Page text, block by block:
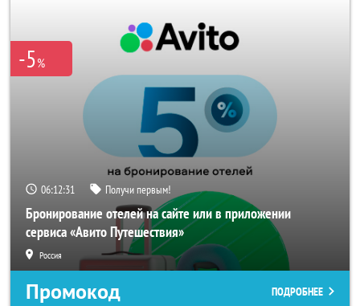
-5%
06:12:29 Получи первым!
Бронирование отелей на сайте или в приложении
сервиса «Авито Путешествия»
Россия
Промокод ПОДРОБНЕЕ